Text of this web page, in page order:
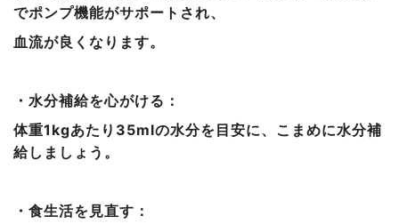
でポンプ機能がサポートされ、
血流が良くなります。
・水分補給を心がける：
体重1kgあたり35mlの水分を目安に、こまめに水分補
給しましょう。
・食生活を見直す：